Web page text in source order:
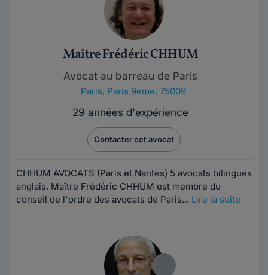
Maître Frédéric CHHUM
Avocat au barreau de Paris
Paris, Paris 9ème, 75009
29 années d'expérience
Contacter cet avocat
CHHUM AVOCATS (Paris et Nantes) 5 avocats bilingues
anglais. Maître Frédéric CHHUM est membre du
conseil de l'ordre des avocats de Paris... Lire la suite